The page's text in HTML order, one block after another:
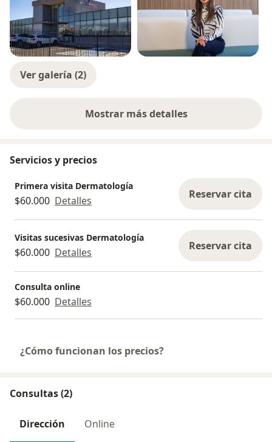
Ver galería (2)
Mostrar más detalles
sobre la experiencia
Servicios y precios
Primera visita Dermatología
$60.000 Detalles Reservar cita
Visitas sucesivas Dermatología
$60.000 Detalles Reservar cita
Consulta online
$60.000 Detalles
¿Cómo funcionan los precios?
Consultas (2)
Dirección Online